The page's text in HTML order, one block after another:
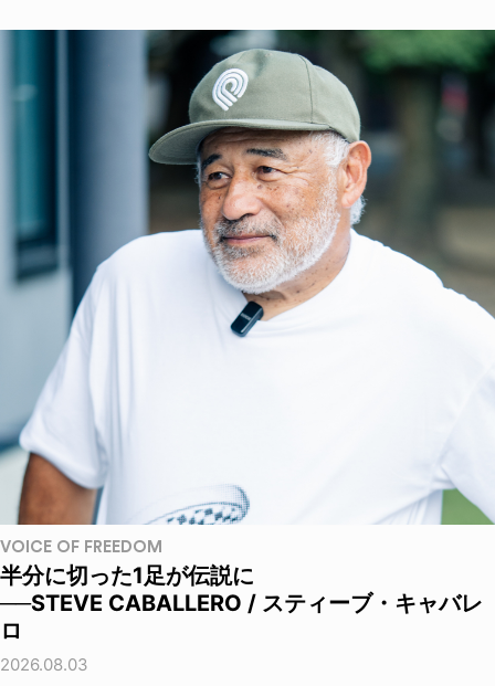
VOICE OF FREEDOM
半分に切った1足が伝説に
──STEVE CABALLERO / スティーブ・キャバレ
ロ
2026.08.03